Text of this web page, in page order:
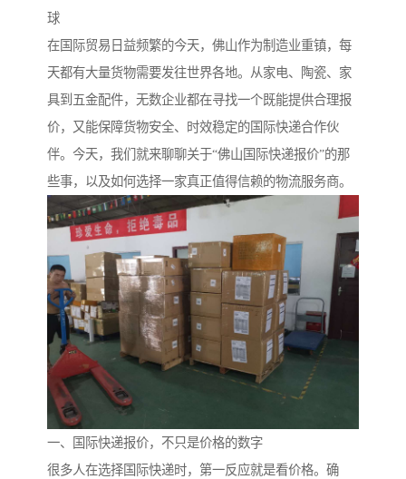
球
在国际贸易日益频繁的今天，佛山作为制造业重镇，每
天都有大量货物需要发往世界各地。从家电、陶瓷、家
具到五金配件，无数企业都在寻找一个既能提供合理报
价，又能保障货物安全、时效稳定的国际快递合作伙
伴。今天，我们就来聊聊关于“佛山国际快递报价”的那
些事，以及如何选择一家真正值得信赖的物流服务商。
一、国际快递报价，不只是价格的数字
很多人在选择国际快递时，第一反应就是看价格。确